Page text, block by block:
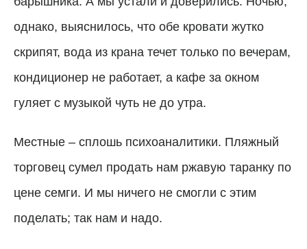
однако, выяснилось, что обе кровати жутко
скрипят, вода из крана течет только по вечерам,
кондиционер не работает, а кафе за окном
гуляет с музыкой чуть не до утра.
Местные – сплошь психоаналитики. Пляжный
торговец сумел продать нам ржавую таранку по
цене семги. И мы ничего не смогли с этим
поделать; так нам и надо.